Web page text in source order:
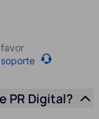
PR Digital?